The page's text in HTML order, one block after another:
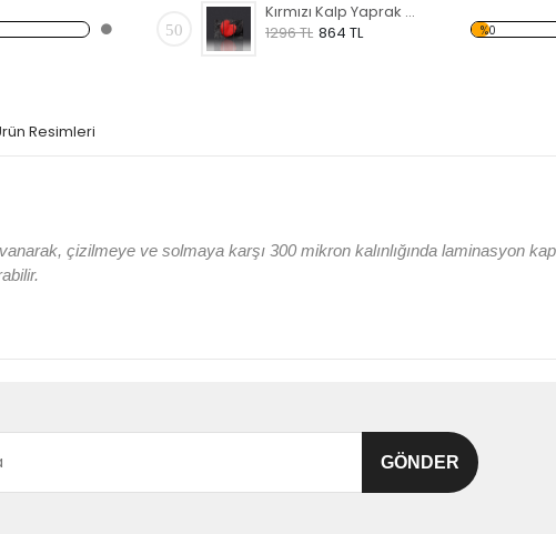
50
Kırmızı Kalp Yaprak Desen Duvar Panosu
1296 TL 864 TL %0
Resimleri
çizilmeye ve solmaya karşı 300 mikron kalınlığında laminasyon